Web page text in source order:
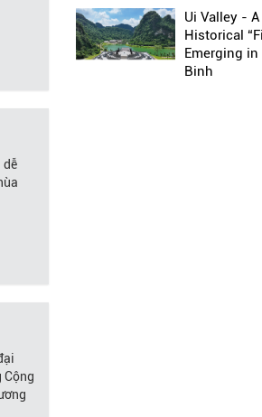
dễ
Cộng
Ui Valley -
Historical
Emerging in
Binh